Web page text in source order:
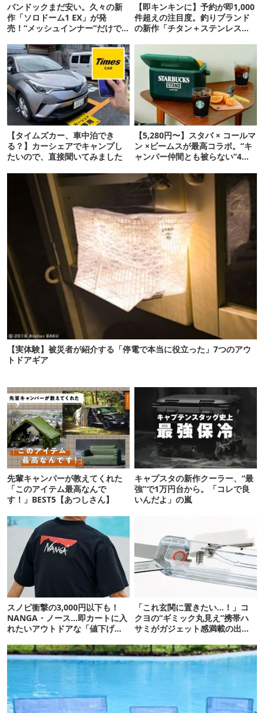
バンドックまだ安い。久々の新
作「ソロドーム1 EX」が発
売！“メッシュインナー”だけで
【即キンキンに】予約が即1,000
件超えの注目度。釣りブランド
の新作「チタン＋ステンレスの
【タイムズカー、車中泊でき
る？】カーシェアでキャンプし
たいので、直接聞いてみました
【5,280円〜】スタバ × コールマ
ン ×ビームスが最高コラボ。“キ
ャンパー仲間とも被らない”4ア
【実体験】被災者が紹介する「停電で本当に役立った」7つのアウ
トドアギア
先輩キャンパーが教えてくれた
「このアイテム最高なんで
す！」BEST5【あつしさん】
キャプスタの新作クーラー、“最
強”で1万円台から。「コレで良
いんだよ」の嵐
スノピ衝撃の3,000円以下も！
NANGA・ノース…即カートに入
れたいアウトドアな「値下げ夏
「これ玄関に置きたい…！」コ
クヨの“ギミック丸見え”携帯ハ
サミがガジェット感満載の出来